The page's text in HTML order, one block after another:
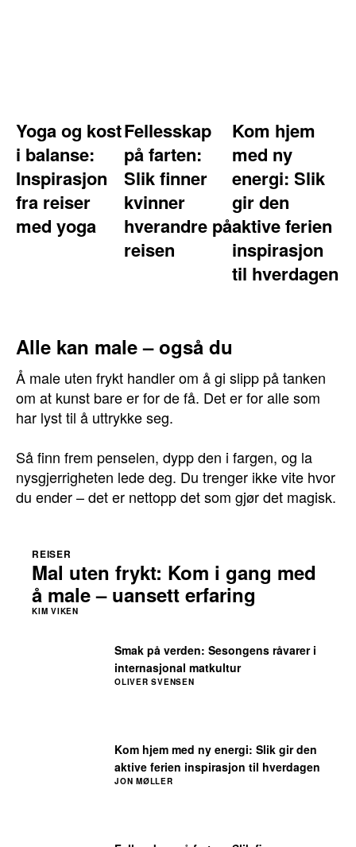
Yoga og kost
i balanse:
Inspirasjon
fra reiser
med yoga
Fellesskap
på farten:
Slik finner
kvinner
hverandre på
reisen
Kom hjem
med ny
energi: Slik
gir den
aktive ferien
inspirasjon
til hverdagen
Alle kan male – også du
Å male uten frykt handler om å gi slipp på tanken
om at kunst bare er for de få. Det er for alle som
har lyst til å uttrykke seg.
Så finn frem penselen, dypp den i fargen, og la
nysgjerrigheten lede deg. Du trenger ikke vite hvor
du ender – det er nettopp det som gjør det magisk.
Kom hjem med ny energi: Slik gir den
aktive ferien inspirasjon til hverdagen
JON MØLLER
Smak på verden: Sesongens råvarer i
internasjonal matkultur
OLIVER SVENSEN
Mal uten frykt: Kom i gang med
å male – uansett erfaring
REISER
KIM VIKEN